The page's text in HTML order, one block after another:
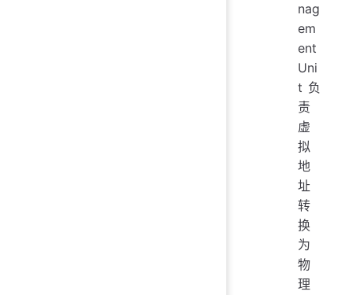
nag
em
ent
Uni
t 负
责
虚
拟
地
址
转
换
为
物
理